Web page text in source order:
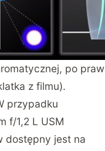
po
z filmu).
przypadku
f/1,2 L USM
dostępny jest na